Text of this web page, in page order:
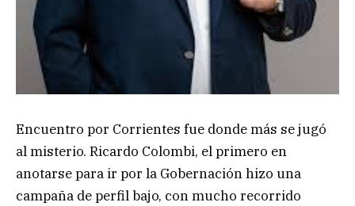
Encuentro por Corrientes fue donde más se jugó
al misterio. Ricardo Colombi, el primero en
anotarse para ir por la Gobernación hizo una
campaña de perfil bajo, con mucho recorrido